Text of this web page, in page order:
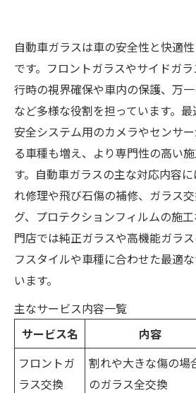
自動車ガラスは車の安全性と快適
です。フロントガラスやサイドガ
行時の視界確保や車内の保護、万
など多様な役割を担っています。
安全システム用のカメラやセンサ
る車種も増え、より専門性の高い
す。自動車ガラスの主な対応内容
れ修理や飛び石傷の補修、ガラス
グ、プロテクションフィルムの施
門店では純正ガラスや高機能ガラ
フスタイルや車種に合わせた最適
います。
主なサービス内容一覧
サービス名
内容
フロントガ
ラス交換
割れや大きな傷の場
のガラス全交換